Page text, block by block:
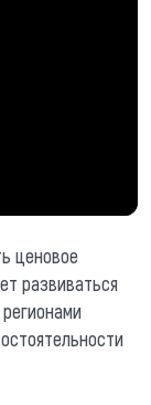
ценовое
развиваться